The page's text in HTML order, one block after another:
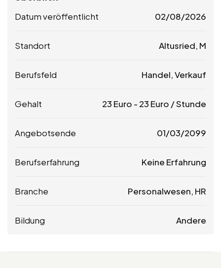
Datum veröffentlicht 02/08/2026
Standort Altusried, M
Berufsfeld Handel, Verkauf
Gehalt 23 Euro - 23 Euro / Stunde
Angebotsende 01/03/2099
Berufserfahrung Keine Erfahrung
Branche Personalwesen, HR
Bildung Andere